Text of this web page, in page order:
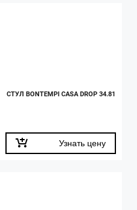
СТУЛ BONTEMPI CASA DROP 34.81
Узнать цену